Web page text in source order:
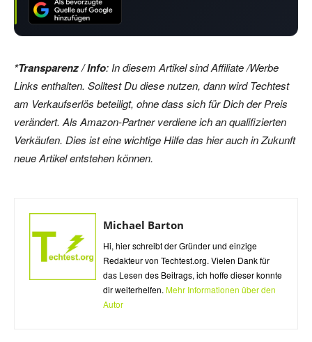
*Transparenz / Info: In diesem Artikel sind Affiliate /Werbe
Links enthalten. Solltest Du diese nutzen, dann wird Techtest
am Verkaufserlös beteiligt, ohne dass sich für Dich der Preis
verändert. Als Amazon-Partner verdiene ich an qualifizierten
Verkäufen. Dies ist eine wichtige Hilfe das hier auch in Zukunft
neue Artikel entstehen können.
Michael Barton
Hi, hier schreibt der Gründer und einzige
Redakteur von Techtest.org. Vielen Dank für
das Lesen des Beitrags, ich hoffe dieser konnte
dir weiterhelfen. Mehr Informationen über den
Autor